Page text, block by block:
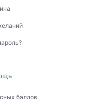
баллов